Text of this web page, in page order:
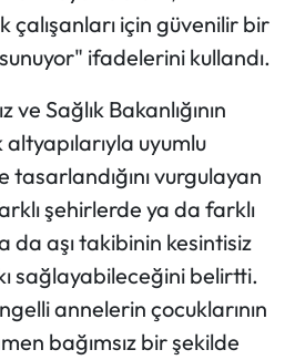
çalışanları için güvenilir bir
ifadelerini kullandı.
Sağlık Bakanlığının
uyumlu
tasarlandığını vurgulayan
şehirlerde ya da farklı
da aşı takibinin kesintisiz
sağlayabileceğini belirtti.
annelerin çocuklarının
bağımsız bir şekilde